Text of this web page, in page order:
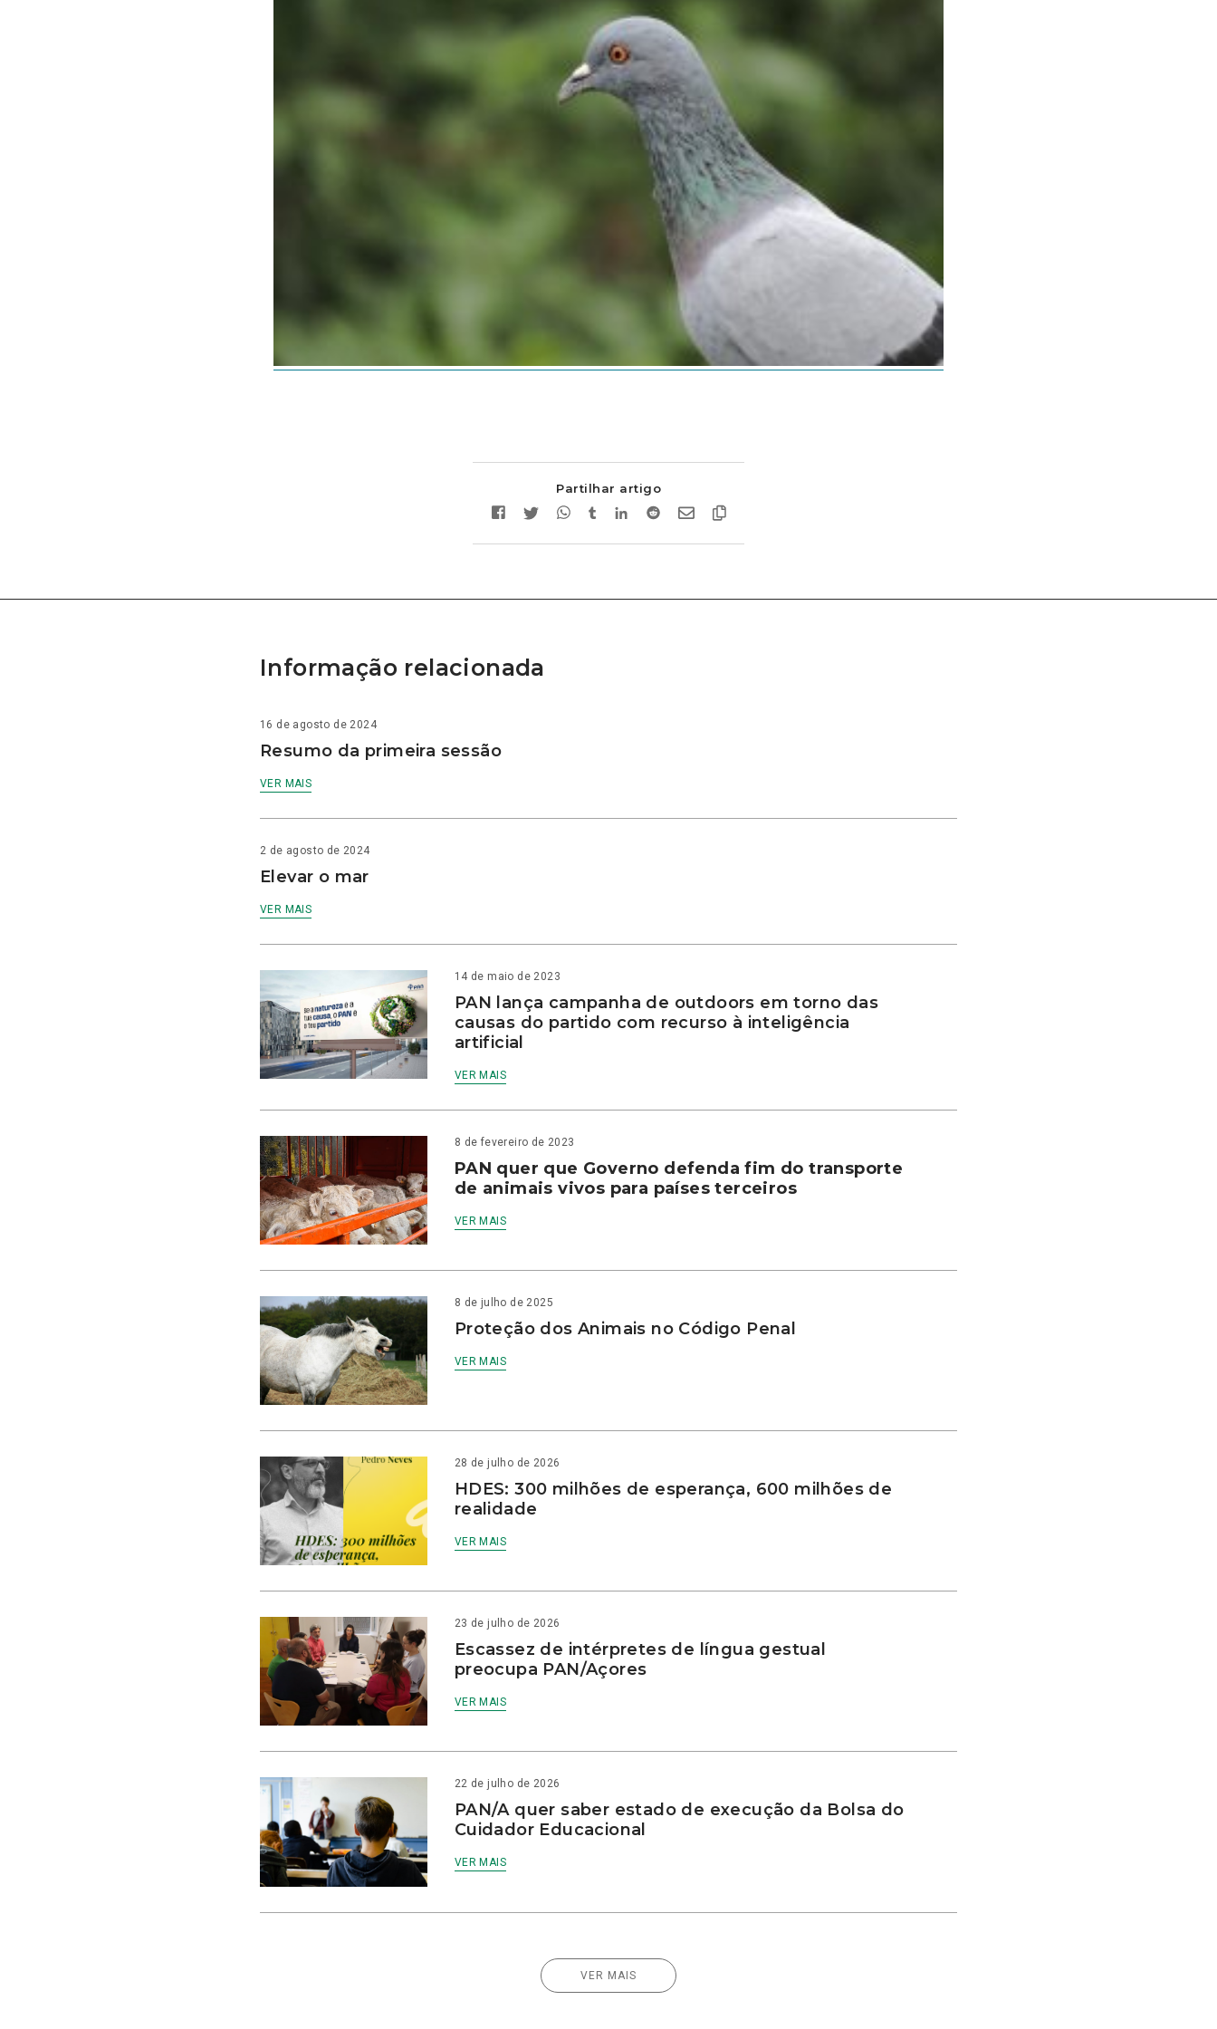
Partilhar artigo
Informação relacionada
16 de agosto de 2024
Resumo da primeira sessão
VER MAIS
2 de agosto de 2024
Elevar o mar
VER MAIS
14 de maio de 2023
PAN lança campanha de outdoors em torno das
causas do partido com recurso à inteligência
artificial
VER MAIS
8 de fevereiro de 2023
PAN quer que Governo defenda fim do transporte
de animais vivos para países terceiros
VER MAIS
8 de julho de 2025
Proteção dos Animais no Código Penal
VER MAIS
28 de julho de 2026
HDES: 300 milhões de esperança, 600 milhões de
realidade
VER MAIS
23 de julho de 2026
Escassez de intérpretes de língua gestual
preocupa PAN/Açores
VER MAIS
22 de julho de 2026
PAN/A quer saber estado de execução da Bolsa do
Cuidador Educacional
VER MAIS
VER MAIS